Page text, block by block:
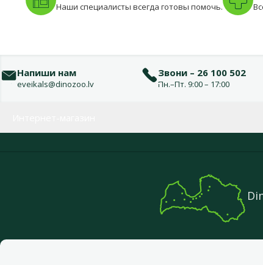
Наши специалисты всегда готовы помочь.
Напиши нам
eveikals@dinozoo.lv
Звони – 26 100 502
Пн.–Пт. 9:00 – 17:00